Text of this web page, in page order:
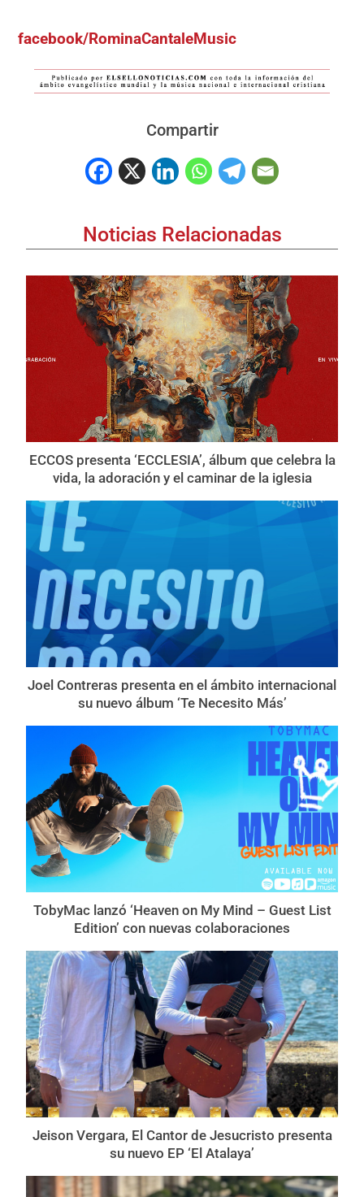
facebook/RominaCantaleMusic
Compartir
Noticias Relacionadas
ECCOS presenta ‘ECCLESIA’, álbum que celebra la
vida, la adoración y el caminar de la iglesia
Joel Contreras presenta en el ámbito internacional
su nuevo álbum ‘Te Necesito Más’
TobyMac lanzó ‘Heaven on My Mind – Guest List
Edition’ con nuevas colaboraciones
Jeison Vergara, El Cantor de Jesucristo presenta
su nuevo EP ‘El Atalaya’